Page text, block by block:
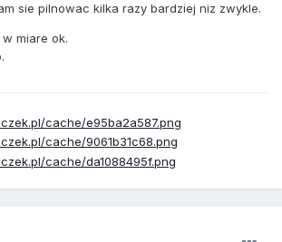
sie pilnowac kilka razy bardziej niz zwykle.
miare ok.